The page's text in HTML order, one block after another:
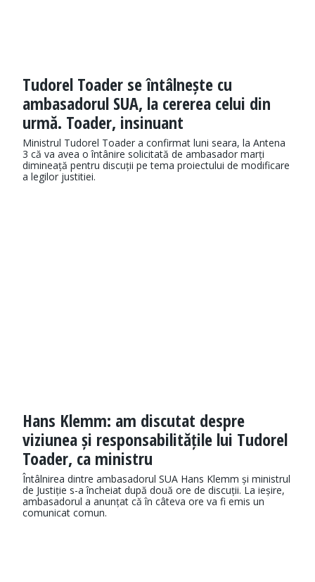
Tudorel Toader se întâlnește cu
ambasadorul SUA, la cererea celui din
urmă. Toader, insinuant
Ministrul Tudorel Toader a confirmat luni seara, la Antena
3 că va avea o întânire solicitată de ambasador marți
dimineață pentru discuții pe tema proiectului de modificare
a legilor justitiei.
Hans Klemm: am discutat despre
viziunea și responsabilitățile lui Tudorel
Toader, ca ministru
Întâlnirea dintre ambasadorul SUA Hans Klemm și ministrul
de Justiție s-a încheiat după două ore de discuții. La ieșire,
ambasadorul a anunțat că în câteva ore va fi emis un
comunicat comun.